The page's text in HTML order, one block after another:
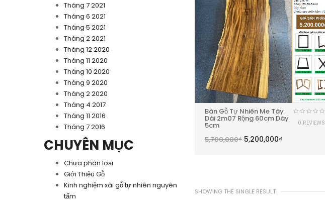
Tháng 7 2021
Tháng 6 2021
Tháng 5 2021
Tháng 2 2021
Tháng 12 2020
Tháng 11 2020
Tháng 10 2020
Tháng 9 2020
Tháng 2 2020
Tháng 4 2017
Tháng 11 2016
Tháng 7 2016
CHUYÊN MỤC
Chưa phân loại
Giới Thiệu Gỗ
Kinh nghiệm xài gỗ tự nhiên nguyên
tấm
Bàn Gỗ Tự Nhiên Me Tây
Dài 2m07 Rộng 60cm Dày
5cm
5,700,000₫ 5,200,000₫
0 REVIEWS
SHOWING THE SINGLE RESULT